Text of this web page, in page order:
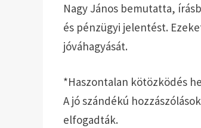
Nagy János bemutatta,
és pénzügyi jelentést.
jóváhagyását.
*Haszontalan kötözködés
A jó szándékú
elfogadták.